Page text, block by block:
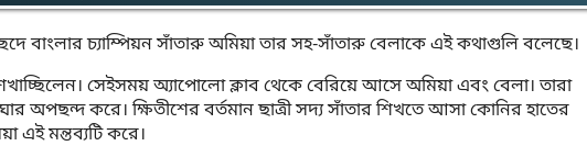
বাংলার চ্যাম্পিয়ন সাঁতারু অমিয়া তার সহ-সাঁতারু বেলাকে এই কথাগুলি বলেছে।
সেইসময় অ্যাপোলো ক্লাব থেকে বেরিয়ে আসে অমিয়া এবং বেলা। তারা
অপছন্দ করে। ক্ষিতীশের বর্তমান ছাত্রী সদ্য সাঁতার শিখতে আসা কোনির হাতের
এই মন্তব্যটি করে।